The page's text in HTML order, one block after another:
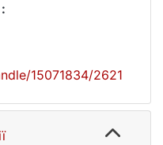
15071834/2621